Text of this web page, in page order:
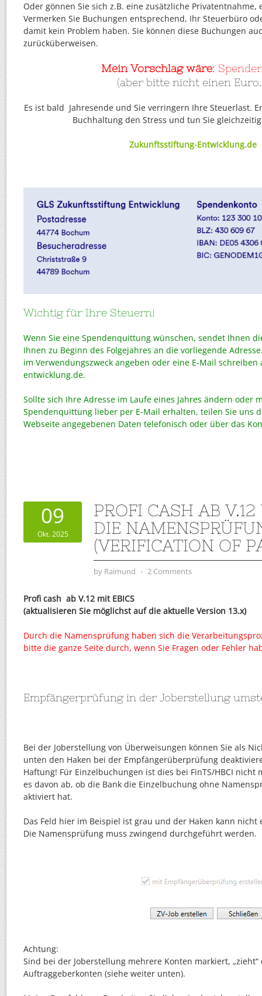
Oder gönnen Sie sich z.B. eine zusätzliche Privatentnahme,
Vermerken Sie Buchungen entsprechend, Ihr Steuerbüro
damit kein Problem haben. Sie können diese Buchungen
zurücküberweisen.
Mein Vorschlag wäre:
(aber bitte nicht einen
Es ist bald Jahresende und Sie verringern Ihre Steuerlast.
Buchhaltung den Stress und tun Sie
Zukunftsstiftung-Entwicklung.de
Wichtig für Ihre Steuern!
Wenn Sie eine Spendenquittung wünschen, sendet Ihnen
Ihnen zu Beginn des Folgejahres an die vorliegende
im Verwendungszweck angeben oder eine E-Mail schreiben
entwicklung.de.
Sollte sich Ihre Adresse im Laufe eines Jahres ändern oder
Spendenquittung lieber per E-Mail erhalten, teilen Sie uns
Webseite angegebenen Daten telefonisch oder über das
09
Okt. 2025
PROFI CASH AB
DIE
(VERIFICATION OF
by Raimund ⋅ 2 Comments
Profi cash ab V.12 mit EBICS
(aktualisieren Sie möglichst auf die aktuelle Version 13.x)
Durch die Namensprüfung haben sich die
bitte die ganze Seite durch, wenn Sie Fragen oder Fehler
Empfängerprüfung in der Joberstellung
Bei der Joberstellung von Überweisungen können Sie als
unten den Haken bei der Empfängerüberprüfung
Haftung! Für Einzelbuchungen ist dies bei FinTS/HBCI nicht
es davon ab, ob die Bank die Einzelbuchung ohne
aktiviert hat.
Das Feld hier im Beispiel ist grau und der Haken kann nicht
Die Namensprüfung muss zwingend durchgeführt werden.
Achtung:
Sind bei der Joberstellung mehrere Konten markiert,
Auftraggeberkonten (siehe weiter unten).